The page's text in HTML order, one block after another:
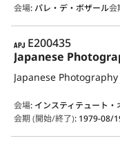
会場:パレ・デ・ボザール会
APJ
E200435
Japanese
Japanese
会場: インスティテュート
会期 (開始/終了): 1979-08/